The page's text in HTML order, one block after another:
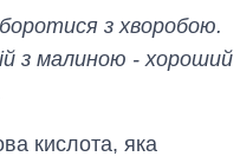
з хворобою.
з малиною - хороший
кислота, яка